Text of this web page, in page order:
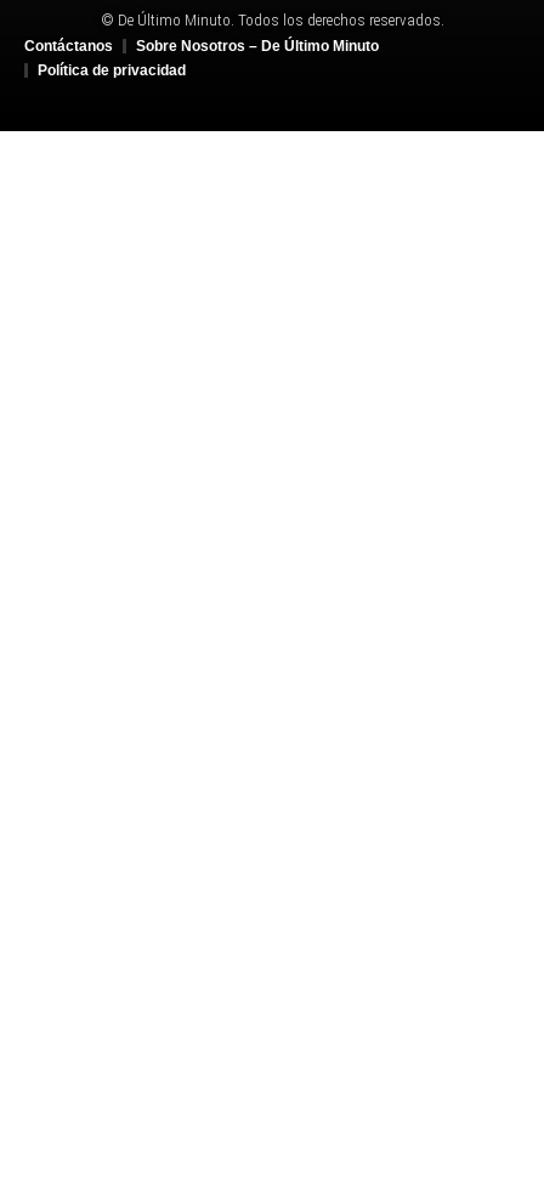
© De Último Minuto. Todos los derechos reservados.
Contáctanos
Sobre Nosotros – De Último Minuto
Política de privacidad